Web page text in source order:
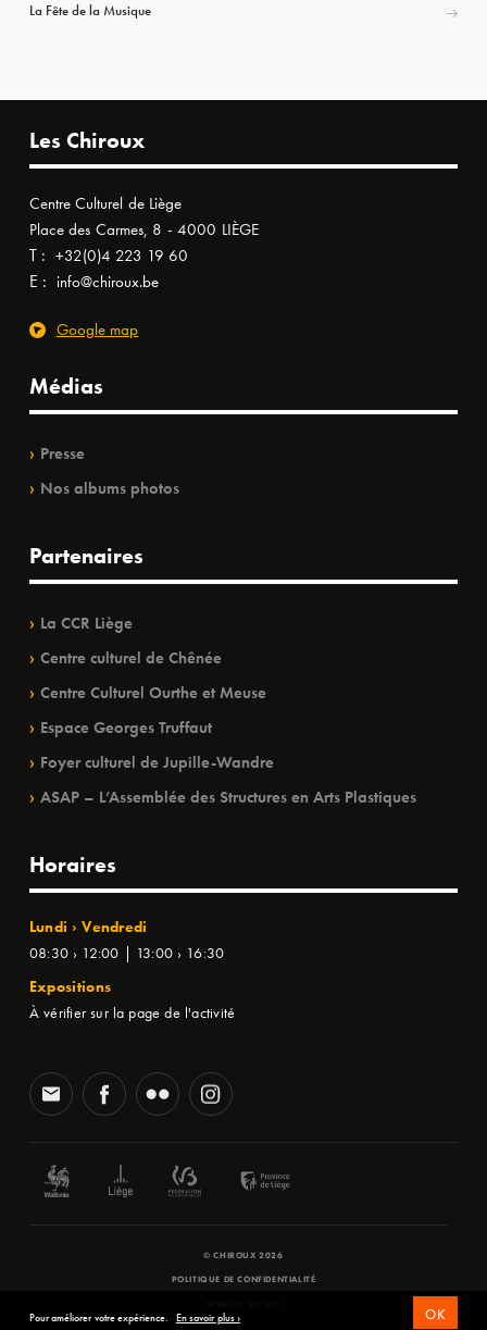
La Fête de la Musique
Les Chiroux
Centre Culturel de Liège
Place des Carmes, 8 - 4000 LIÈGE
T : +32(0)4 223 19 60
E : info@chiroux.be
Google map
Médias
Presse
Nos albums photos
Partenaires
La CCR Liège
Centre culturel de Chênée
Centre Culturel Ourthe et Meuse
Espace Georges Truffaut
Foyer culturel de Jupille-Wandre
ASAP – L’Assemblée des Structures en Arts Plastiques
Horaires
Lundi › Vendredi
08:30 › 12:00 | 13:00 › 16:30
Expositions
À vérifier sur la page de l'activité
© CHIROUX 2026
POLITIQUE DE CONFIDENTIALITÉ
Pour améliorer votre expérience. En savoir plus › OK